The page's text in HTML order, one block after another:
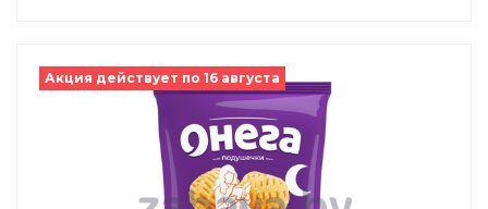
Акция действует по 16 августа